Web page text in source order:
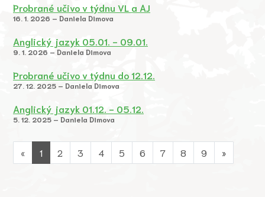
Probrané učivo v týdnu VL a AJ
16. 1. 2026 – Daniela Dimova
Anglický jazyk 05.01. - 09.01.
9. 1. 2026 – Daniela Dimova
Probrané učivo v týdnu do 12.12.
27. 12. 2025 – Daniela Dimova
Anglický jazyk 01.12. - 05.12.
5. 12. 2025 – Daniela Dimova
« 1 2 3 4 5 6 7 8 9 »